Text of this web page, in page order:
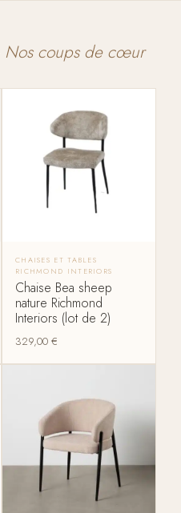
Nos coups de cœur
CHAISES ET TABLES
RICHMOND INTERIORS
Chaise Bea sheep
nature Richmond
Interiors (lot de 2)
329,00 €